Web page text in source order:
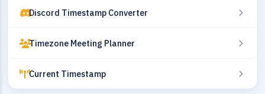
Discord Timestamp Converter
Timezone Meeting Planner
Current Timestamp